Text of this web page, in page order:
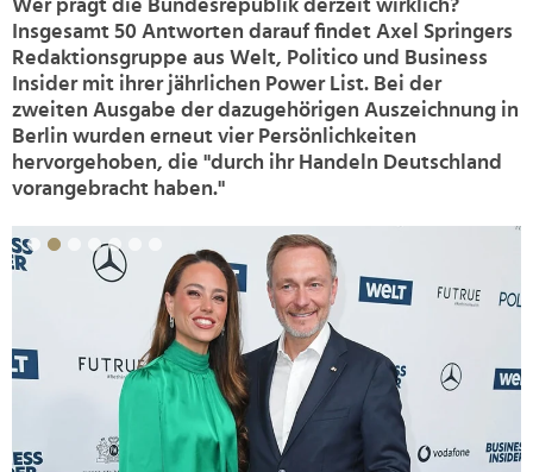
Wer prägt die Bundesrepublik derzeit wirklich?
Insgesamt 50 Antworten darauf findet Axel Springers
Redaktionsgruppe aus Welt, Politico und Business
Insider mit ihrer jährlichen Power List. Bei der
zweiten Ausgabe der dazugehörigen Auszeichnung in
Berlin wurden erneut vier Persönlichkeiten
hervorgehoben, die "durch ihr Handeln Deutschland
vorangebracht haben."
>